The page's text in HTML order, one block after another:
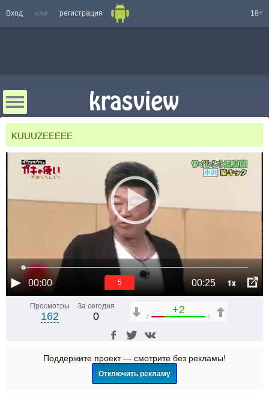
Вход или регистрация 18+
KUUUZEEEEE
00:00 00:25 1x
5
Просмотры
162
За сегодня
0
+2
2 4
Поддержите проект — смотрите без рекламы!
Отключить рекламу